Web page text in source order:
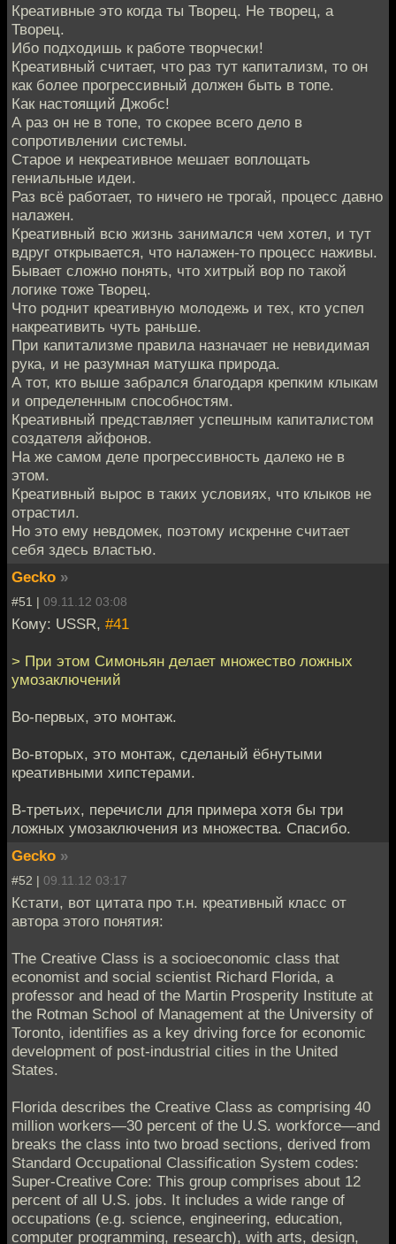
Креативные это когда ты Творец. Не творец, а
Творец.
Ибо подходишь к работе творчески!
Креативный считает, что раз тут капитализм, то он
как более прогрессивный должен быть в топе.
Как настоящий Джобс!
А раз он не в топе, то скорее всего дело в
сопротивлении системы.
Старое и некреативное мешает воплощать
гениальные идеи.
Раз всё работает, то ничего не трогай, процесс давно
налажен.
Креативный всю жизнь занимался чем хотел, и тут
вдруг открывается, что налажен-то процесс наживы.
Бывает сложно понять, что хитрый вор по такой
логике тоже Творец.
Что роднит креативную молодежь и тех, кто успел
накреативить чуть раньше.
При капитализме правила назначает не невидимая
рука, и не разумная матушка природа.
А тот, кто выше забрался благодаря крепким клыкам
и определенным способностям.
Креативный представляет успешным капиталистом
создателя айфонов.
На же самом деле прогрессивность далеко не в
этом.
Креативный вырос в таких условиях, что клыков не
отрастил.
Но это ему невдомек, поэтому искренне считает
себя здесь властью.
Gecko »
#51 | 09.11.12 03:08
Кому: USSR, #41
> При этом Симоньян делает множество ложных
умозаключений
Во-первых, это монтаж.
Во-вторых, это монтаж, сделаный ёбнутыми
креативными хипстерами.
В-третьих, перечисли для примера хотя бы три
ложных умозаключения из множества. Спасибо.
Gecko »
#52 | 09.11.12 03:17
Кстати, вот цитата про т.н. креативный класс от
автора этого понятия:
The Creative Class is a socioeconomic class that
economist and social scientist Richard Florida, a
professor and head of the Martin Prosperity Institute at
the Rotman School of Management at the University of
Toronto, identifies as a key driving force for economic
development of post-industrial cities in the United
States.
Florida describes the Creative Class as comprising 40
million workers—30 percent of the U.S. workforce—and
breaks the class into two broad sections, derived from
Standard Occupational Classification System codes:
Super-Creative Core: This group comprises about 12
percent of all U.S. jobs. It includes a wide range of
occupations (e.g. science, engineering, education,
computer programming, research), with arts, design,